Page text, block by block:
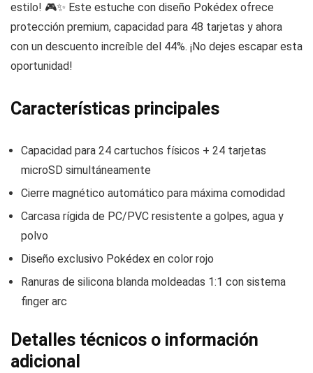
estilo! 🎮✨ Este estuche con diseño Pokédex ofrece
protección premium, capacidad para 48 tarjetas y ahora
con un descuento increíble del 44%. ¡No dejes escapar esta
oportunidad!
Características principales
Capacidad para 24 cartuchos físicos + 24 tarjetas
microSD simultáneamente
Cierre magnético automático para máxima comodidad
Carcasa rígida de PC/PVC resistente a golpes, agua y
polvo
Diseño exclusivo Pokédex en color rojo
Ranuras de silicona blanda moldeadas 1:1 con sistema
finger arc
Detalles técnicos o información
adicional